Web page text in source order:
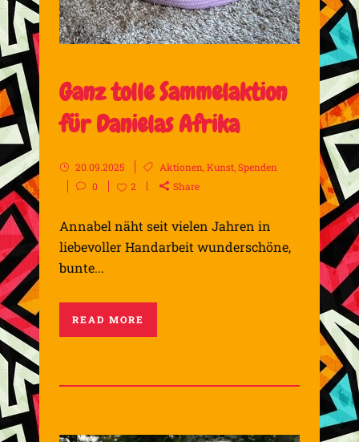
Ganz tolle Sammelaktion
für Danielas Afrika
20.09.2025 Aktionen,Kunst,Spenden
0
2 Share
Annabel näht seit vielen Jahren in
liebevoller Handarbeit wunderschöne,
bunte...
READ MORE